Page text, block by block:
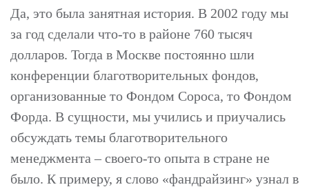
Да, это была занятная история. В 2002 году мы
за год сделали что-то в районе 760 тысяч
долларов. Тогда в Москве постоянно шли
конференции благотворительных фондов,
организованные то Фондом Сороса, то Фондом
Форда. В сущности, мы учились и приучались
обсуждать темы благотворительного
менеджмента – своего-то опыта в стране не
было. К примеру, я слово «фандрайзинг» узнал в